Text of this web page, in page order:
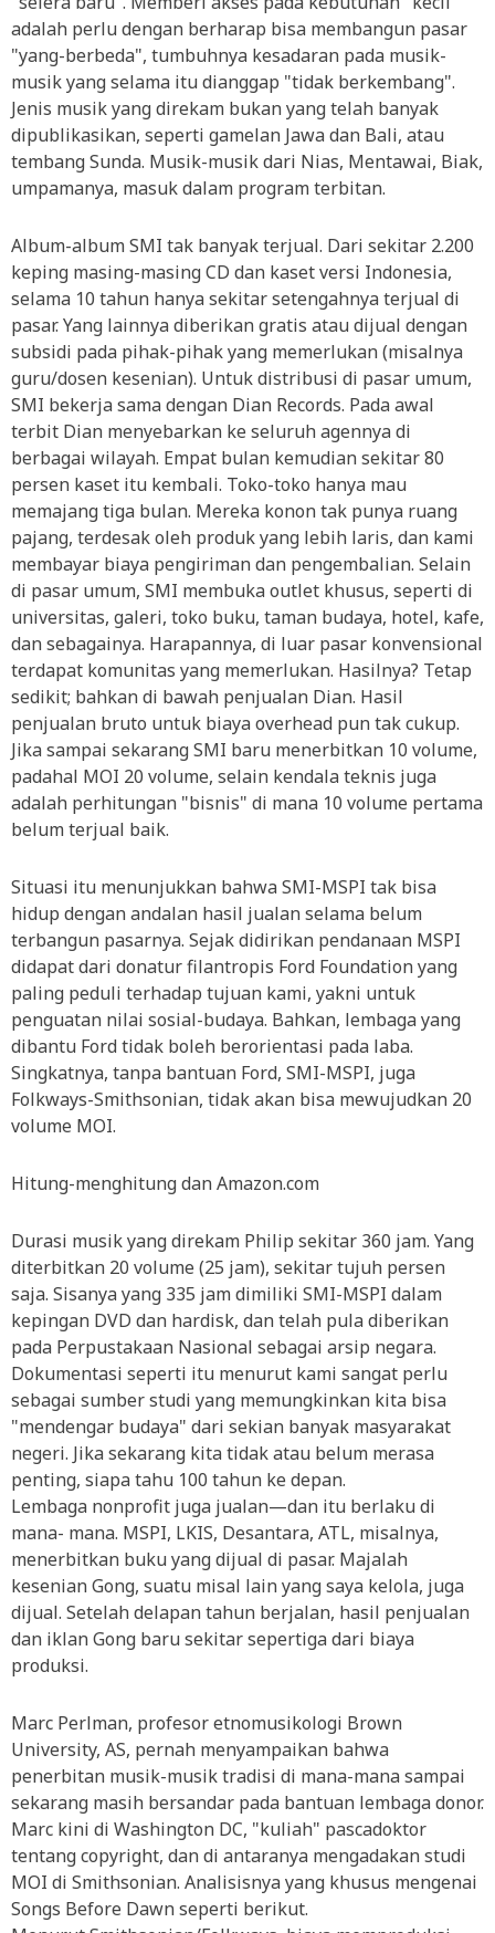
adalah perlu dengan berharap bisa membangun pasar
"yang-berbeda", tumbuhnya kesadaran pada musik-
musik yang selama itu dianggap "tidak berkembang".
Jenis musik yang direkam bukan yang telah banyak
dipublikasikan, seperti gamelan Jawa dan Bali, atau
tembang Sunda. Musik-musik dari Nias, Mentawai, Biak,
umpamanya, masuk dalam program terbitan.
Album-album SMI tak banyak terjual. Dari sekitar 2.200
keping masing-masing CD dan kaset versi Indonesia,
selama 10 tahun hanya sekitar setengahnya terjual di
pasar. Yang lainnya diberikan gratis atau dijual dengan
subsidi pada pihak-pihak yang memerlukan (misalnya
guru/dosen kesenian). Untuk distribusi di pasar umum,
SMI bekerja sama dengan Dian Records. Pada awal
terbit Dian menyebarkan ke seluruh agennya di
berbagai wilayah. Empat bulan kemudian sekitar 80
persen kaset itu kembali. Toko-toko hanya mau
memajang tiga bulan. Mereka konon tak punya ruang
pajang, terdesak oleh produk yang lebih laris, dan kami
membayar biaya pengiriman dan pengembalian. Selain
di pasar umum, SMI membuka outlet khusus, seperti di
universitas, galeri, toko buku, taman budaya, hotel, kafe,
dan sebagainya. Harapannya, di luar pasar konvensional
terdapat komunitas yang memerlukan. Hasilnya? Tetap
sedikit; bahkan di bawah penjualan Dian. Hasil
penjualan bruto untuk biaya overhead pun tak cukup.
Jika sampai sekarang SMI baru menerbitkan 10 volume,
padahal MOI 20 volume, selain kendala teknis juga
adalah perhitungan "bisnis" di mana 10 volume pertama
belum terjual baik.
Situasi itu menunjukkan bahwa SMI-MSPI tak bisa
hidup dengan andalan hasil jualan selama belum
terbangun pasarnya. Sejak didirikan pendanaan MSPI
didapat dari donatur filantropis Ford Foundation yang
paling peduli terhadap tujuan kami, yakni untuk
penguatan nilai sosial-budaya. Bahkan, lembaga yang
dibantu Ford tidak boleh berorientasi pada laba.
Singkatnya, tanpa bantuan Ford, SMI-MSPI, juga
Folkways-Smithsonian, tidak akan bisa mewujudkan 20
volume MOI.
Hitung-menghitung dan Amazon.com
Durasi musik yang direkam Philip sekitar 360 jam. Yang
diterbitkan 20 volume (25 jam), sekitar tujuh persen
saja. Sisanya yang 335 jam dimiliki SMI-MSPI dalam
kepingan DVD dan hardisk, dan telah pula diberikan
pada Perpustakaan Nasional sebagai arsip negara.
Dokumentasi seperti itu menurut kami sangat perlu
sebagai sumber studi yang memungkinkan kita bisa
"mendengar budaya" dari sekian banyak masyarakat
negeri. Jika sekarang kita tidak atau belum merasa
penting, siapa tahu 100 tahun ke depan.
Lembaga nonprofit juga jualan—dan itu berlaku di
mana- mana. MSPI, LKIS, Desantara, ATL, misalnya,
menerbitkan buku yang dijual di pasar. Majalah
kesenian Gong, suatu misal lain yang saya kelola, juga
dijual. Setelah delapan tahun berjalan, hasil penjualan
dan iklan Gong baru sekitar sepertiga dari biaya
produksi.
Marc Perlman, profesor etnomusikologi Brown
University, AS, pernah menyampaikan bahwa
penerbitan musik-musik tradisi di mana-mana sampai
sekarang masih bersandar pada bantuan lembaga donor.
Marc kini di Washington DC, "kuliah" pascadoktor
tentang copyright, dan di antaranya mengadakan studi
MOI di Smithsonian. Analisisnya yang khusus mengenai
Songs Before Dawn seperti berikut.